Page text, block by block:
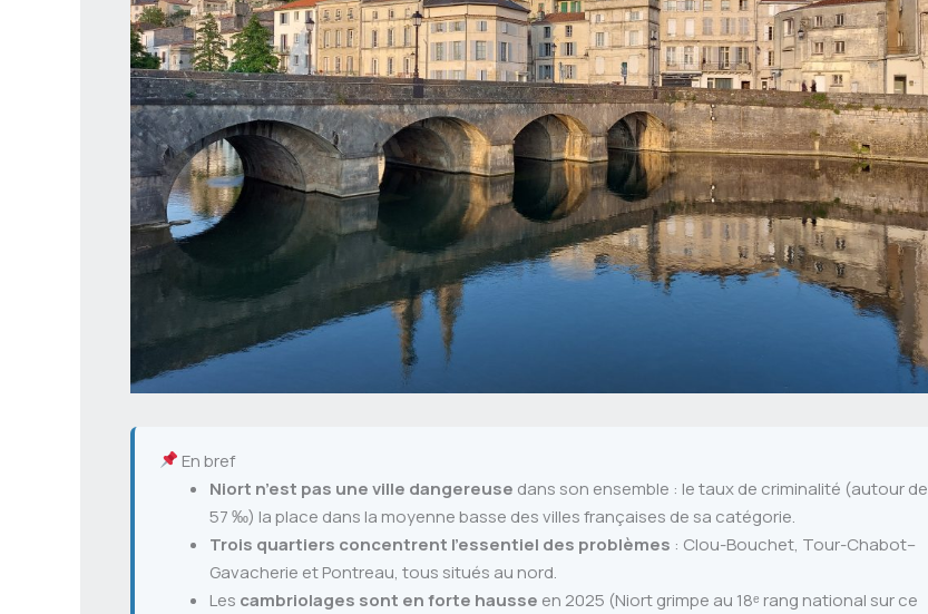
En bref
Niort n’est pas une ville dangereuse dans son ensemble : le taux de criminalité (autour de
57 ‰) la place dans la moyenne basse des villes françaises de sa catégorie.
Trois quartiers concentrent l’essentiel des problèmes : Clou-Bouchet, Tour-Chabot–
Gavacherie et Pontreau, tous situés au nord.
Les cambriolages sont en forte hausse en 2025 (Niort grimpe au 18ᵉ rang national sur ce